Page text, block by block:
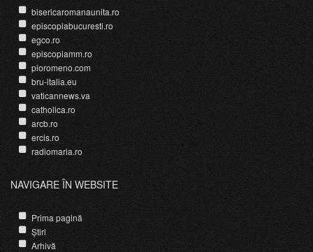
bisericaromanaunita.ro
episcopiabucuresti.ro
egco.ro
episcopiamm.ro
pioromeno.com
bru-italia.eu
vaticannews.va
catholica.ro
arcb.ro
ercis.ro
radiomaria.ro
NAVIGARE ÎN WEBSITE
Prima pagină
Știri
Arhivă